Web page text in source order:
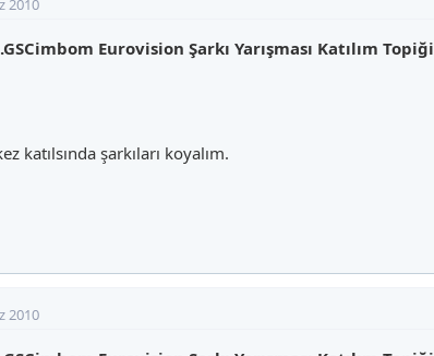
Eurovision Şarkı Yarışması Katılım Topiği
katılsında şarkıları koyalım.
2010